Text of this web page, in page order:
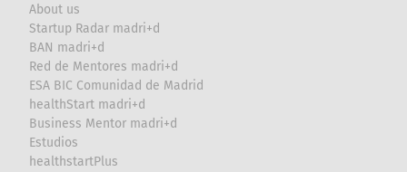
About us
Startup Radar madri+d
BAN madri+d
Red de Mentores madri+d
ESA BIC Comunidad de Madrid
healthStart madri+d
Business Mentor madri+d
Estudios
healthstartPlus